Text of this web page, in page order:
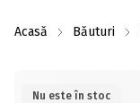
Acasă Băuturi
Nu este în stoc